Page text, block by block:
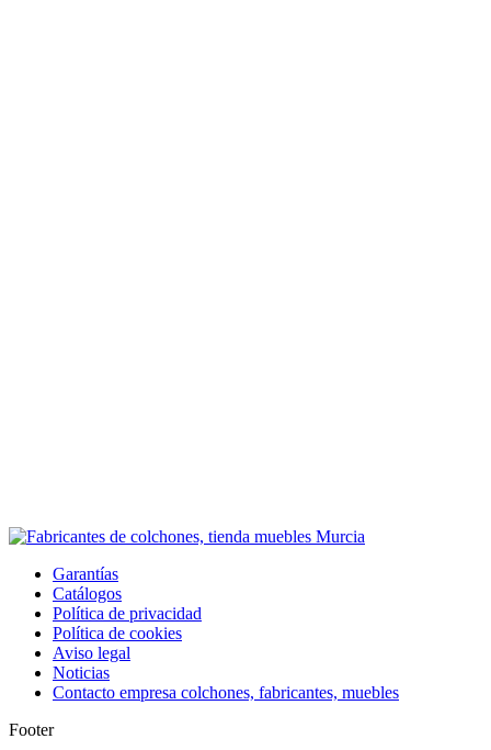
Garantías
Catálogos
Política de privacidad
Política de cookies
Aviso legal
Noticias
Contacto empresa colchones, fabricantes, muebles
Footer